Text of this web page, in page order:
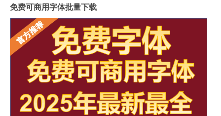
免费可商用字体批量下载